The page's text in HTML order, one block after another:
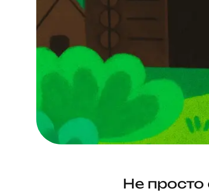
Не просто